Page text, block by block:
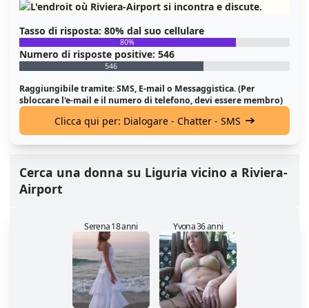
Tasso di risposta: 80% dal suo cellulare
80%
Numero di risposte positive: 546
546
Raggiungibile tramite: SMS, E-mail o Messaggistica. (Per
sbloccare l'e-mail e il numero di telefono, devi essere membro)
Clicca qui per: Dialogare - Chatter - SMS
Cerca una donna su Liguria vicino a Riviera-
Airport
Serena 18 anni Yvona 36 anni